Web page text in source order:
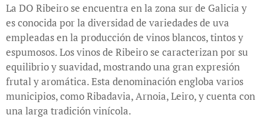
La DO Ribeiro se encuentra en la zona sur de Galicia y
es conocida por la diversidad de variedades de uva
empleadas en la producción de vinos blancos, tintos y
espumosos. Los vinos de Ribeiro se caracterizan por su
equilibrio y suavidad, mostrando una gran expresión
frutal y aromática. Esta denominación engloba varios
municipios, como Ribadavia, Arnoia, Leiro, y cuenta con
una larga tradición vinícola.